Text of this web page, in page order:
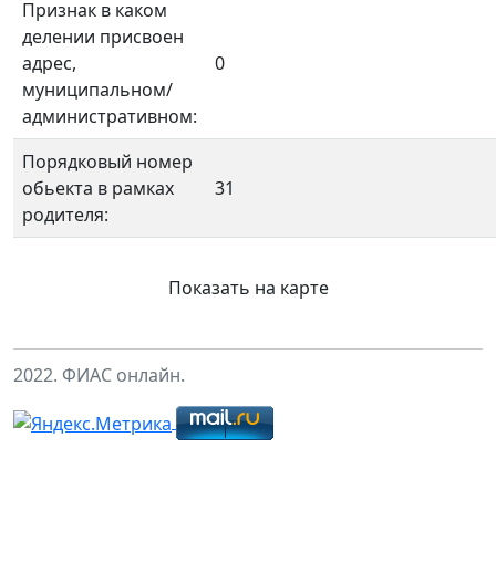
Признак в каком
делении присвоен
адрес,
муниципальном/
административном:
0
Порядковый номер
обьекта в рамках
родителя:
31
Показать на карте
2022. ФИАС онлайн.